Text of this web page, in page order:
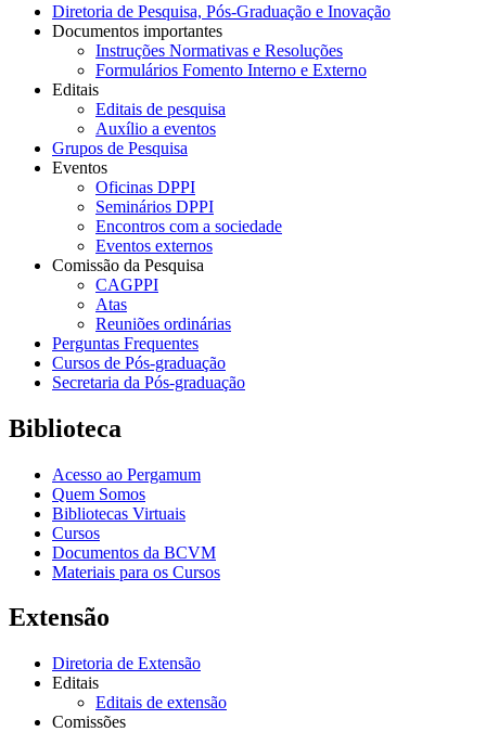
Diretoria de Pesquisa, Pós-Graduação e Inovação
Documentos importantes
Instruções Normativas e Resoluções
Formulários Fomento Interno e Externo
Editais
Editais de pesquisa
Auxílio a eventos
Grupos de Pesquisa
Eventos
Oficinas DPPI
Seminários DPPI
Encontros com a sociedade
Eventos externos
Comissão da Pesquisa
CAGPPI
Atas
Reuniões ordinárias
Perguntas Frequentes
Cursos de Pós-graduação
Secretaria da Pós-graduação
Biblioteca
Acesso ao Pergamum
Quem Somos
Bibliotecas Virtuais
Cursos
Documentos da BCVM
Materiais para os Cursos
Extensão
Diretoria de Extensão
Editais
Editais de extensão
Comissões